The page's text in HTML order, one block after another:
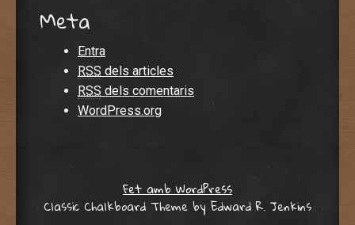
Meta
Entra
RSS dels articles
RSS dels comentaris
WordPress.org
Fet amb WordPress
Classic Chalkboard Theme by Edward R. Jenkins